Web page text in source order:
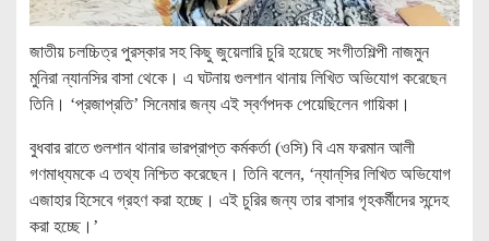
জাতীয় চলচ্চিত্র পুরস্কার সহ কিছু জুয়েলারি চুরি হয়েছে সংগীতশিল্পী নাজমুন
মুনিরা ন্যানসির বাসা থেকে। এ ঘটনায় গুলশান থানায় লিখিত অভিযোগ করেছেন
তিনি। ‘প্রজাপ্রতি’ সিনেমার জন্য এই স্বর্ণপদক পেয়েছিলেন গায়িকা।
বুধবার রাতে গুলশান থানার ভারপ্রাপ্ত কর্মকর্তা (ওসি) বি এম ফরমান আলী
গণমাধ্যমকে এ তথ্য নিশ্চিত করেছেন। তিনি বলেন, ‘ন্যান্‌সির লিখিত অভিযোগ
এজাহার হিসেবে গ্রহণ করা হচ্ছে। এই চুরির জন্য তার বাসার গৃহকর্মীদের সন্দেহ
করা হচ্ছে।’